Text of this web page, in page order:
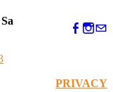
PRIVACY